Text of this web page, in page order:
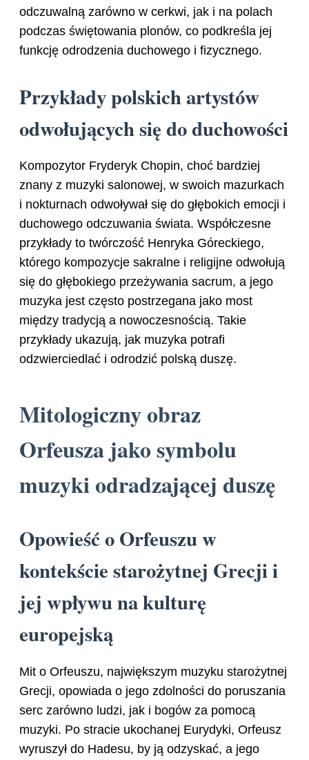
odczuwalną zarówno w cerkwi, jak i na polach
podczas świętowania plonów, co podkreśla jej
funkcję odrodzenia duchowego i fizycznego.
Przykłady polskich artystów
odwołujących się do duchowości
Kompozytor Fryderyk Chopin, choć bardziej
znany z muzyki salonowej, w swoich mazurkach
i nokturnach odwoływał się do głębokich emocji i
duchowego odczuwania świata. Współczesne
przykłady to twórczość Henryka Góreckiego,
którego kompozycje sakralne i religijne odwołują
się do głębokiego przeżywania sacrum, a jego
muzyka jest często postrzegana jako most
między tradycją a nowoczesnością. Takie
przykłady ukazują, jak muzyka potrafi
odzwierciedlać i odrodzić polską duszę.
Mitologiczny obraz
Orfeusza jako symbolu
muzyki odradzającej duszę
Opowieść o Orfeuszu w
kontekście starożytnej Grecji i
jej wpływu na kulturę
europejską
Mit o Orfeuszu, największym muzyku starożytnej
Grecji, opowiada o jego zdolności do poruszania
serc zarówno ludzi, jak i bogów za pomocą
muzyki. Po stracie ukochanej Eurydyki, Orfeusz
wyruszył do Hadesu, by ją odzyskać, a jego